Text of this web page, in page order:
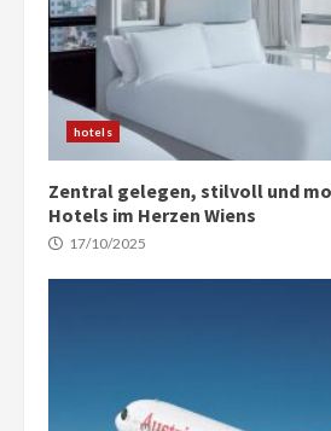
hotels
Zentral gelegen, stilvoll und
Hotels im Herzen Wiens
17/10/2025